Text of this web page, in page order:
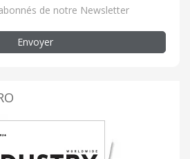
de notre Newsletter
Envoyer